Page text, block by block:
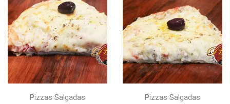
Pizzas Salgadas Pizzas Salgadas